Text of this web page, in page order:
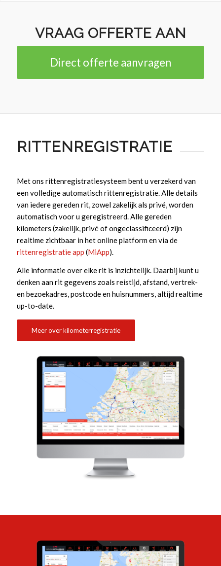
VRAAG OFFERTE AAN
Direct offerte aanvragen
RITTENREGISTRATIE
Met ons rittenregistratiesysteem bent u verzekerd van
een volledige automatisch rittenregistratie. Alle details
van iedere gereden rit, zowel zakelijk als privé, worden
automatisch voor u geregistreerd. Alle gereden
kilometers (zakelijk, privé of ongeclassificeerd) zijn
realtime zichtbaar in het online platform en via de
rittenregistratie app (MiApp).
Alle informatie over elke rit is inzichtelijk. Daarbij kunt u
denken aan rit gegevens zoals reistijd, afstand, vertrek-
en bezoekadres, postcode en huisnummers, altijd realtime
up-to-date.
Meer over kilometerregistratie